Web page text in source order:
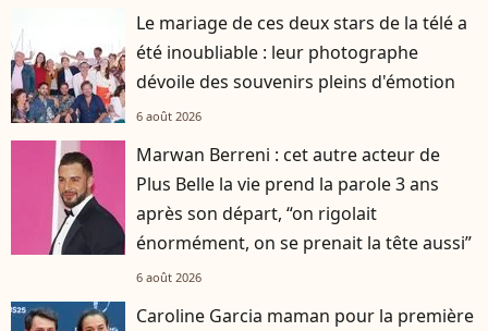
Le mariage de ces deux stars de la télé a
été inoubliable : leur photographe
dévoile des souvenirs pleins d'émotion
6 août 2026
Marwan Berreni : cet autre acteur de
Plus Belle la vie prend la parole 3 ans
après son départ, “on rigolait
énormément, on se prenait la tête aussi”
6 août 2026
Caroline Garcia maman pour la première